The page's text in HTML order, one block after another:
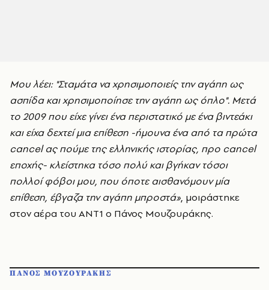
Μου λέει: "Σταμάτα να χρησιμοποιείς την αγάπη ως
ασπίδα και χρησιμοποίησε την αγάπη ως όπλο". Μετά
το 2009 που είχε γίνει ένα περιστατικό με ένα βιντεάκι
και είχα δεχτεί μια επίθεση -ήμουνα ένα από τα πρώτα
cancel ας πούμε της ελληνικής ιστορίας, προ cancel
εποχής- κλείστηκα τόσο πολύ και βγήκαν τόσοι
πολλοί φόβοι μου, που όποτε αισθανόμουν μία
επίθεση, έβγαζα την αγάπη μπροστά», μοιράστηκε
στον αέρα του ΑΝΤ1 ο Πάνος Μουζουράκης.
ΠΑΝΟΣ ΜΟΥΖΟΥΡΑΚΗΣ